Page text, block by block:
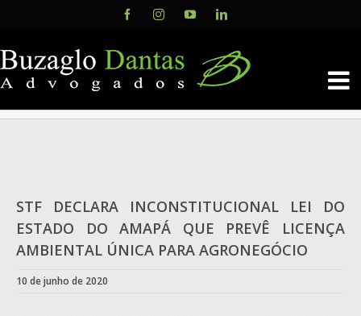
content
FacebookInstagramYouTubeLinkedIn
Larger
Image
STF DECLARA INCONSTITUCIONAL LEI DO
ESTADO DO AMAPÁ QUE PREVÊ LICENÇA
AMBIENTAL ÚNICA PARA AGRONEGÓCIO
10 de junho de 2020